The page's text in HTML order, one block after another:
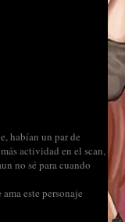
habían un par de
actividad en el scan,
no sé para cuando
ama este personaje